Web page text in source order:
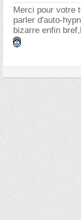
Merci pour votre
parler d'auto-
bizarre enfin